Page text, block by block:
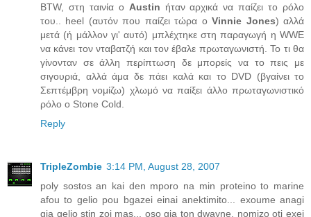
BTW, στη ταινία ο Austin ήταν αρχικά να παίζει το ρόλο
του.. heel (αυτόν που παίζει τώρα οVinnie Jones) αλλά
μετά (ή μάλλον γι' αυτό) μπλέχτηκε στη παραγωγή η WWE
να κάνει τον νταβατζή και τον έβαλε πρωταγωνιστή. Το τι θα
γίνονταν σε άλλη περίπτωση δε μπορείς να το πεις με
σιγουριά, αλλά άμα δε πάει καλά και το DVD (βγαίνει το
Σεπτέμβρη νομίζω) χλωμό να παίξει άλλο πρωταγωνιστικό
ρόλο ο Stone Cold.
Reply
TripleZombie 3:14 PM, August 28, 2007
poly sostos an kai den mporo na min proteino to marine
afou to gelio pou bgazei einai anektimito... exoume anagi
gia gelio stin zoi mas... oso gia ton dwayne, nomizo oti exei